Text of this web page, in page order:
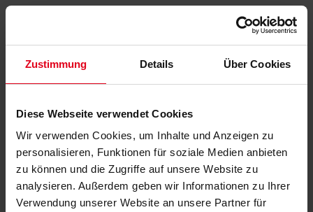
Zustimmung Details Über Cookies
Diese Webseite verwendet Cookies
Wir verwenden Cookies, um Inhalte und Anzeigen zu
personalisieren, Funktionen für soziale Medien anbieten
zu können und die Zugriffe auf unsere Website zu
analysieren. Außerdem geben wir Informationen zu Ihrer
Verwendung unserer Website an unsere Partner für